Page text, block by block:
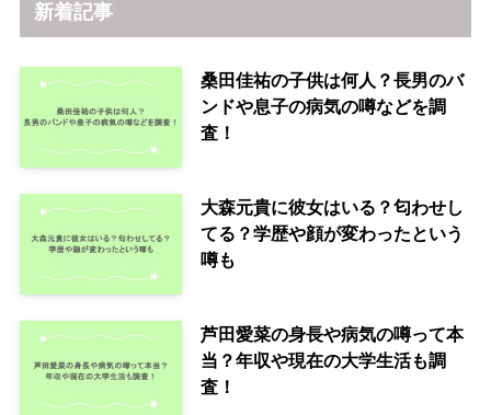
新着記事
桑田佳祐の子供は何人？長男のバ
ンドや息子の病気の噂などを調
査！
大森元貴に彼女はいる？匂わせし
てる？学歴や顔が変わったという
噂も
芦田愛菜の身長や病気の噂って本
当？年収や現在の大学生活も調
査！